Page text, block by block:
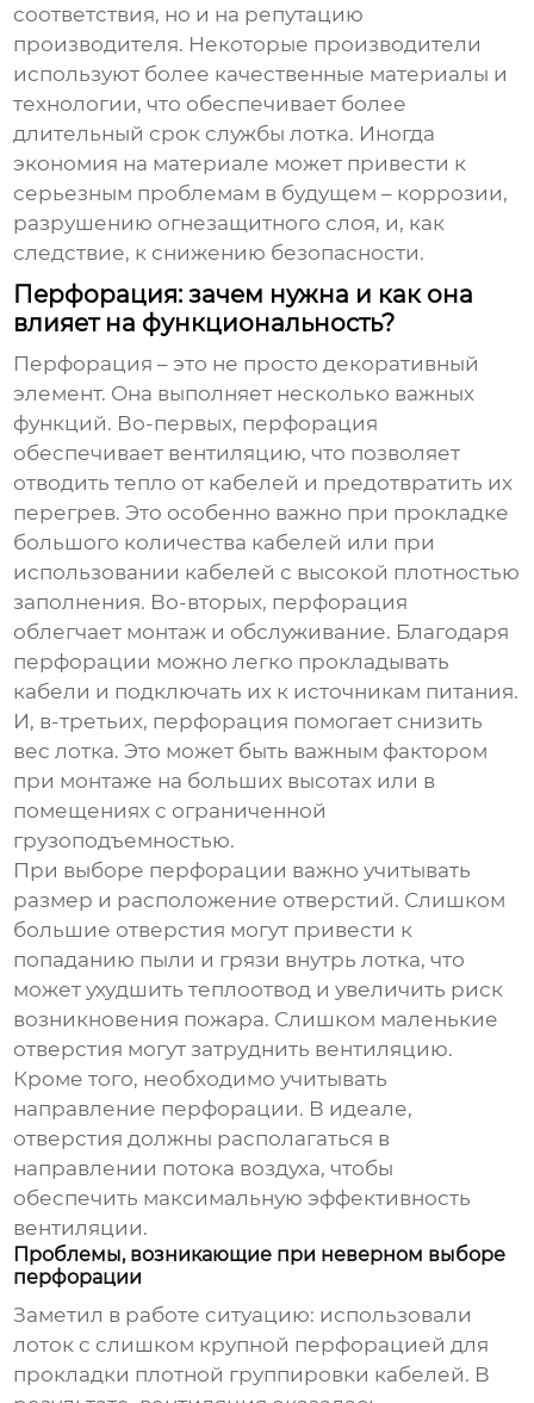
соответствия, но и на репутацию
производителя. Некоторые производители
используют более качественные материалы и
технологии, что обеспечивает более
длительный срок службы лотка. Иногда
экономия на материале может привести к
серьезным проблемам в будущем – коррозии,
разрушению огнезащитного слоя, и, как
следствие, к снижению безопасности.
Перфорация: зачем нужна и как она
влияет на функциональность?
Перфорация – это не просто декоративный
элемент. Она выполняет несколько важных
функций. Во-первых, перфорация
обеспечивает вентиляцию, что позволяет
отводить тепло от кабелей и предотвратить их
перегрев. Это особенно важно при прокладке
большого количества кабелей или при
использовании кабелей с высокой плотностью
заполнения. Во-вторых, перфорация
облегчает монтаж и обслуживание. Благодаря
перфорации можно легко прокладывать
кабели и подключать их к источникам питания.
И, в-третьих, перфорация помогает снизить
вес лотка. Это может быть важным фактором
при монтаже на больших высотах или в
помещениях с ограниченной
грузоподъемностью.
При выборе перфорации важно учитывать
размер и расположение отверстий. Слишком
большие отверстия могут привести к
попаданию пыли и грязи внутрь лотка, что
может ухудшить теплоотвод и увеличить риск
возникновения пожара. Слишком маленькие
отверстия могут затруднить вентиляцию.
Кроме того, необходимо учитывать
направление перфорации. В идеале,
отверстия должны располагаться в
направлении потока воздуха, чтобы
обеспечить максимальную эффективность
вентиляции.
Проблемы, возникающие при неверном выборе
перфорации
Заметил в работе ситуацию: использовали
лоток с слишком крупной перфорацией для
прокладки плотной группировки кабелей. В